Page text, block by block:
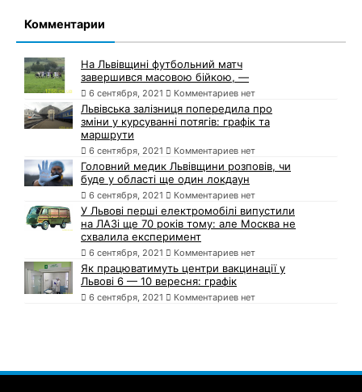
Комментарии
На Львівщині футбольний матч
завершився масовою бійкою, —
6 сентября, 2021 Комментариев нет
Львівська залізниця попередила про
зміни у курсуванні потягів: графік та
маршрути
6 сентября, 2021 Комментариев нет
Головний медик Львівщини розповів, чи
буде у області ще один локдаун
6 сентября, 2021 Комментариев нет
У Львові перші електромобілі випустили
на ЛАЗі ще 70 років тому: але Москва не
схвалила експеримент
6 сентября, 2021 Комментариев нет
Як працюватимуть центри вакцинації у
Львові 6 — 10 вересня: графік
6 сентября, 2021 Комментариев нет